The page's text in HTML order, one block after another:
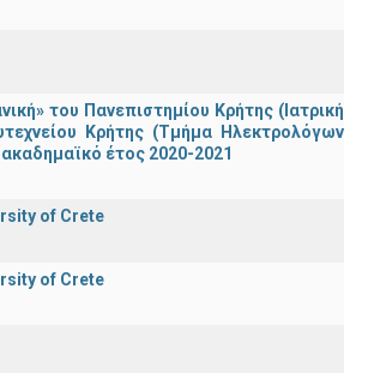
του Πανεπιστημίου Κρήτης (Ιατρική
Κρήτης (Τμήμα Ηλεκτρολόγων
έτος 2020-2021
of Crete
of Crete